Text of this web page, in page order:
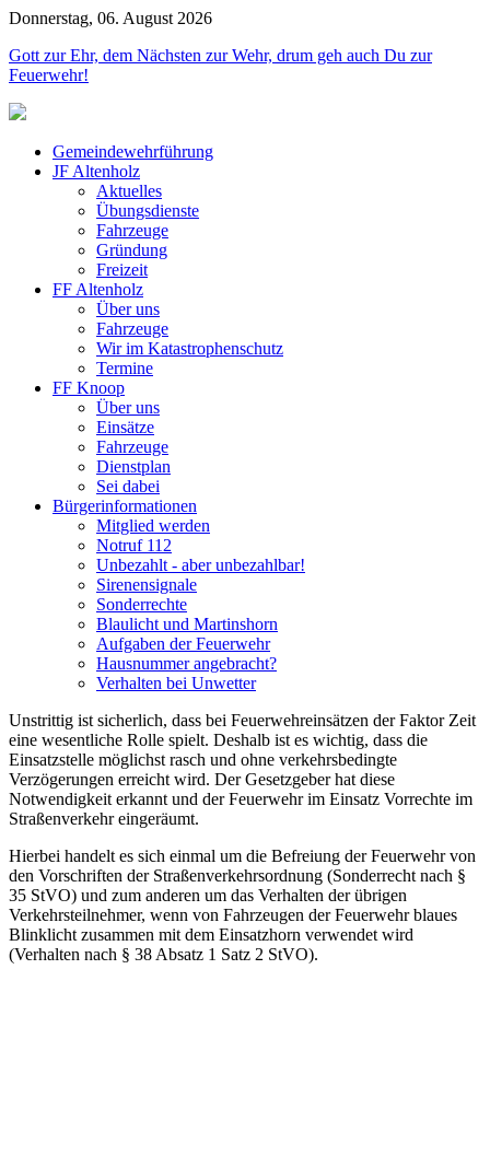
Donnerstag, 06. August 2026
Gott zur Ehr, dem Nächsten zur Wehr, drum geh auch Du zur
Feuerwehr!
Gemeindewehrführung
JF Altenholz
Aktuelles
Übungsdienste
Fahrzeuge
Gründung
Freizeit
FF Altenholz
Über uns
Fahrzeuge
Wir im Katastrophenschutz
Termine
FF Knoop
Über uns
Einsätze
Fahrzeuge
Dienstplan
Sei dabei
Bürgerinformationen
Mitglied werden
Notruf 112
Unbezahlt - aber unbezahlbar!
Sirenensignale
Sonderrechte
Blaulicht und Martinshorn
Aufgaben der Feuerwehr
Hausnummer angebracht?
Verhalten bei Unwetter
Unstrittig ist sicherlich, dass bei Feuerwehreinsätzen der Faktor Zeit
eine wesentliche Rolle spielt. Deshalb ist es wichtig, dass die
Einsatzstelle möglichst rasch und ohne verkehrsbedingte
Verzögerungen erreicht wird. Der Gesetzgeber hat diese
Notwendigkeit erkannt und der Feuerwehr im Einsatz Vorrechte im
Straßenverkehr eingeräumt.
Hierbei handelt es sich einmal um die Befreiung der Feuerwehr von
den Vorschriften der Straßenverkehrsordnung (Sonderrecht nach §
35 StVO) und zum anderen um das Verhalten der übrigen
Verkehrsteilnehmer, wenn von Fahrzeugen der Feuerwehr blaues
Blinklicht zusammen mit dem Einsatzhorn verwendet wird
(Verhalten nach § 38 Absatz 1 Satz 2 StVO).
Jahr
Monat
Jahr
Monat